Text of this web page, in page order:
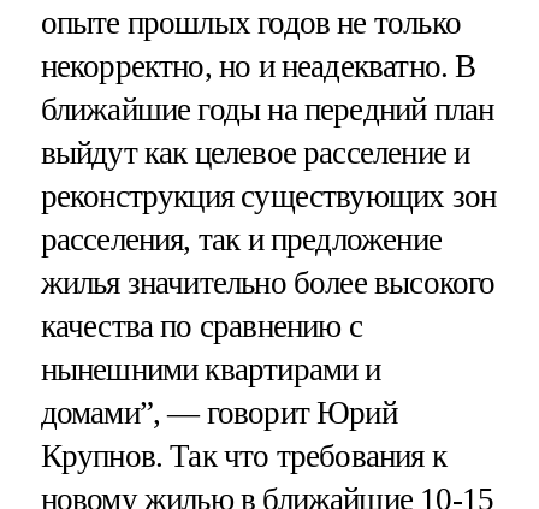
опыте прошлых годов не только
некорректно, но и неадекватно. В
ближайшие годы на передний план
выйдут как целевое расселение и
реконструкция существующих зон
расселения, так и предложение
жилья значительно более высокого
качества по сравнению с
нынешними квартирами и
домами”, — говорит Юрий
Крупнов. Так что требования к
новому жилью в ближайшие 10-15